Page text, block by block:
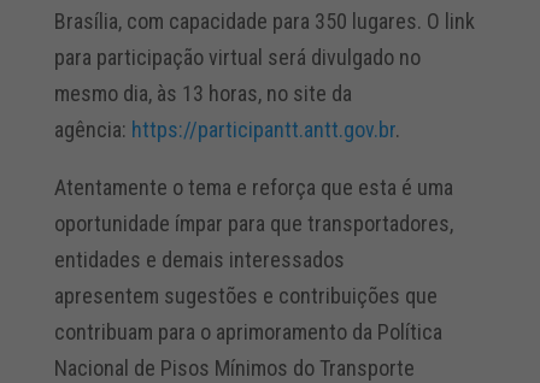
Brasília, com capacidade para 350 lugares. O link
para participação virtual será divulgado no
mesmo dia, às 13 horas, no site da
agência: https://participantt.antt.gov.br.
Atentamente o tema e reforça que esta é uma
oportunidade ímpar para que transportadores,
entidades e demais interessados
apresentem sugestões e contribuições que
contribuam para o aprimoramento da Política
Nacional de Pisos Mínimos do Transporte